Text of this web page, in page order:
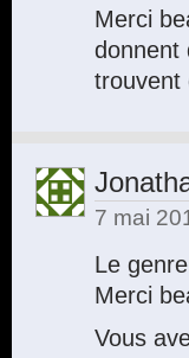
Merci
donnent
trouvent
7 mai
Le
Merci
Vous